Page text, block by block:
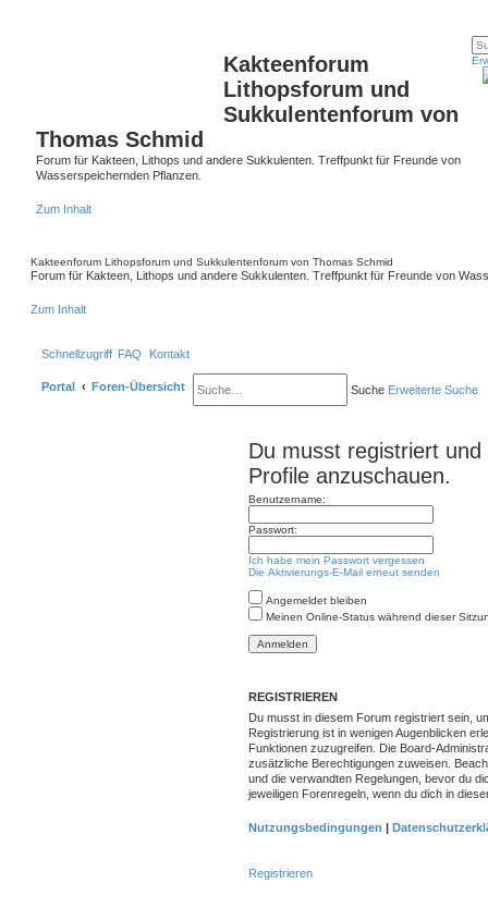
Kakteenforum
Lithopsforum und
Sukkulentenforum von
Thomas Schmid
Forum für Kakteen, Lithops und andere Sukkulenten. Treffpunkt für Freunde von
Wasserspeichernden Pflanzen.
Zum Inhalt
Kakteenforum Lithopsforum und Sukkulentenforum von Thomas Schmid
Forum für Kakteen, Lithops und andere Sukkulenten. Treffpunkt für Freunde von
Zum Inhalt
Schnellzugriff FAQ Kontakt
Portal Foren-Übersicht Suche Erweiterte Suche
Du musst registriert
Profile anzuschauen.
Benutzername:
Passwort:
Ich habe mein Passwort vergessen
Die Aktivierungs-E-Mail erneut senden
Angemeldet bleiben
Meinen Online-Status während dieser
REGISTRIEREN
Du musst in diesem Forum registriert sein,
Registrierung ist in wenigen Augenblicken
Funktionen zuzugreifen. Die Board-
zusätzliche Berechtigungen zuweisen.
und die verwandten Regelungen, bevor du
jeweiligen Forenregeln, wenn du dich in
Nutzungsbedingungen |
Registrieren